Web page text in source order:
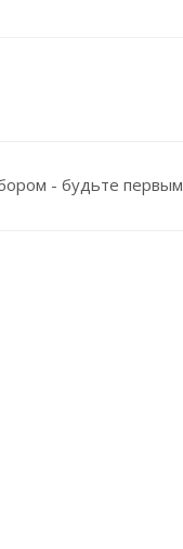
- будьте